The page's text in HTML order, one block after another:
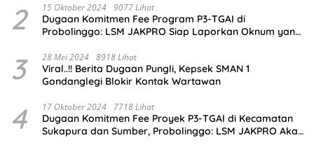
2 15 Oktober 2024 9077 Lihat
Dugaan Komitmen Fee Program P3-TGAI di
Probolinggo: LSM JAKPRO Siap Laporkan Oknum yang
3 28 Mei 2024 8918 Lihat
Viral..!! Berita Dugaan Pungli, Kepsek SMAN 1
Gondanglegi Blokir Kontak Wartawan
4 17 Oktober 2024 7718 Lihat
Dugaan Komitmen Fee Proyek P3-TGAI di Kecamatan
Sukapura dan Sumber, Probolinggo: LSM JAKPRO Akan